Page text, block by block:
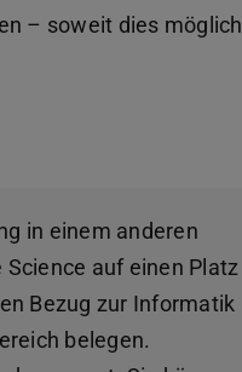
– soweit dies möglich
in einem anderen
auf einen Platz
Bezug zur Informatik
belegen.